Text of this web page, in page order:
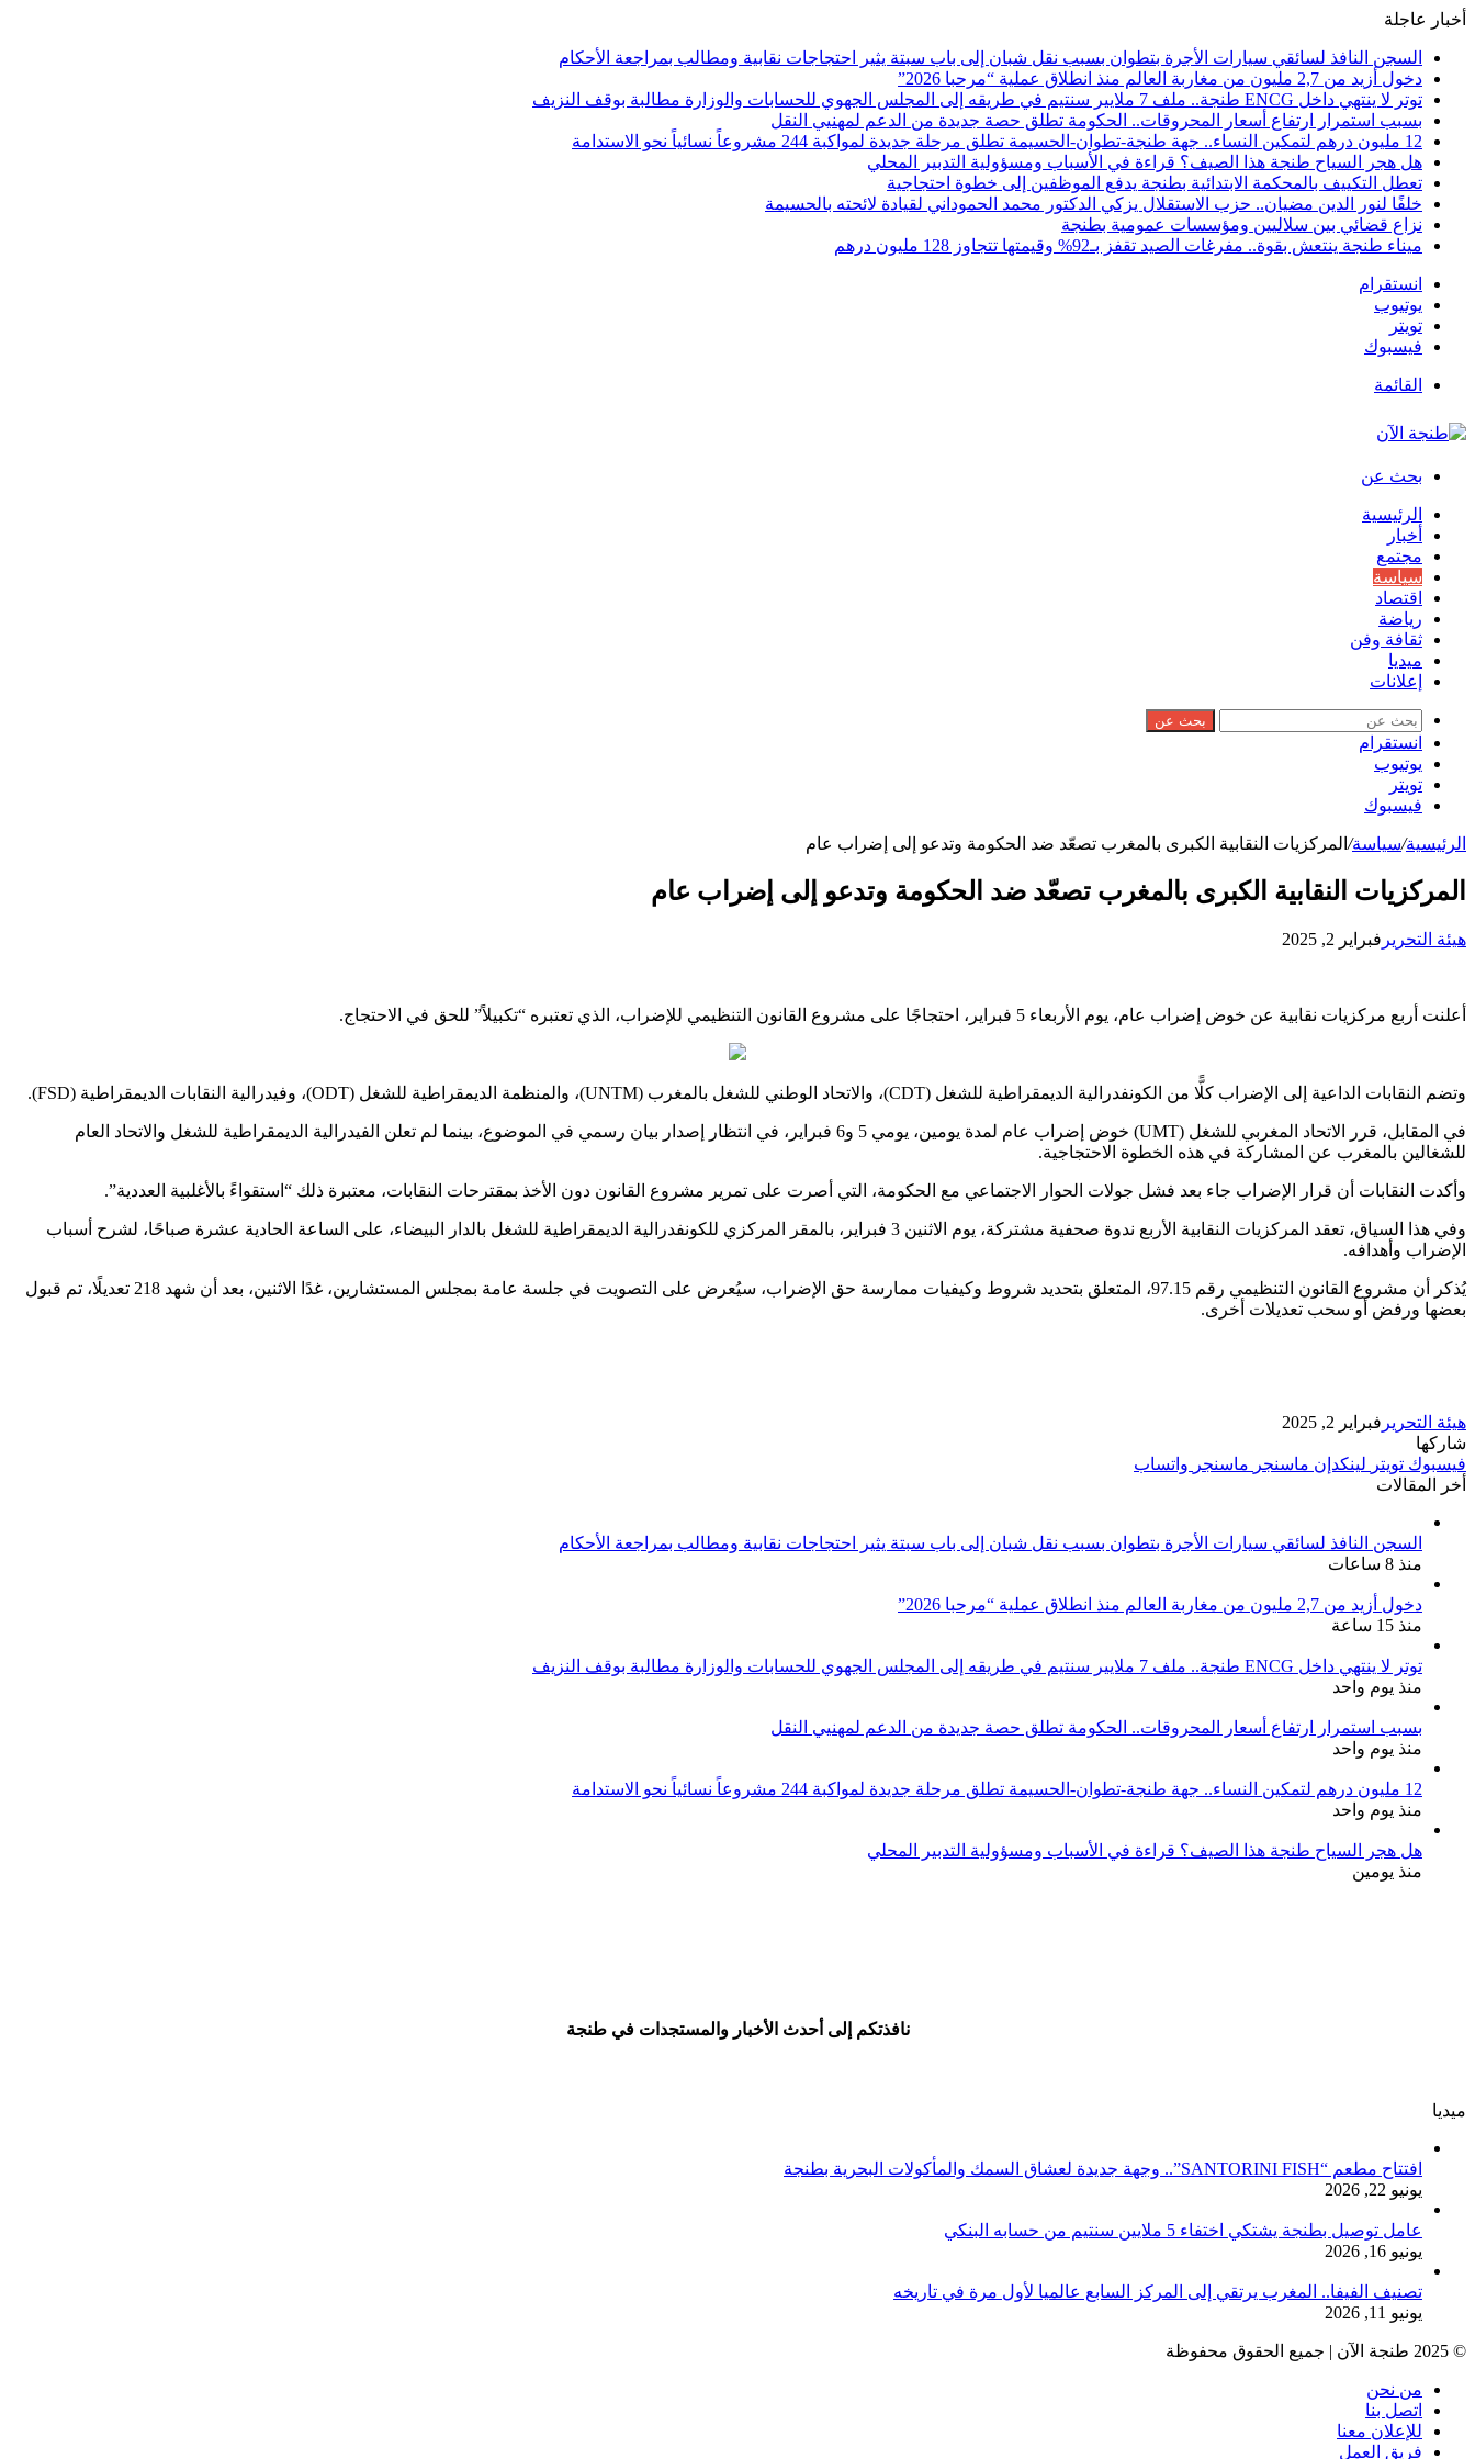
أخبار عاجلة
السجن النافذ لسائقي سيارات الأجرة بتطوان بسبب نقل شبان إلى باب سبتة يثير احتجاجات نقابية ومطالب بمراجعة الأحكام
دخول أزيد من 2,7 مليون من مغاربة العالم منذ انطلاق عملية “مرحبا 2026”
توتر لا ينتهي داخل ENCG طنجة.. ملف 7 ملايير سنتيم في طريقه إلى المجلس الجهوي للحسابات والوزارة مطالبة بوقف النزيف
بسبب استمرار ارتفاع أسعار المحروقات.. الحكومة تطلق حصة جديدة من الدعم لمهنيي النقل
12 مليون درهم لتمكين النساء.. جهة طنجة-تطوان-الحسيمة تطلق مرحلة جديدة لمواكبة 244 مشروعاً نسائياً نحو الاستدامة
هل هجر السياح طنجة هذا الصيف؟ قراءة في الأسباب ومسؤولية التدبير المحلي
تعطل التكييف بالمحكمة الابتدائية بطنجة يدفع الموظفين إلى خطوة احتجاجية
خلفًا لنور الدين مضيان.. حزب الاستقلال يزكي الدكتور محمد الحموداني لقيادة لائحته بالحسيمة
نزاع قضائي بين سلاليين ومؤسسات عمومية بطنجة
ميناء طنجة ينتعش بقوة.. مفرغات الصيد تقفز بـ92% وقيمتها تتجاوز 128 مليون درهم
انستقرام
يوتيوب
تويتر
فيسبوك
القائمة
بحث عن
الرئيسية
أخبار
مجتمع
سياسة
اقتصاد
رياضة
ثقافة وفن
ميديا
إعلانات
بحث عن
انستقرام
يوتيوب
تويتر
فيسبوك
الرئيسية/سياسة/ المركزيات النقابية الكبرى بالمغرب تصعّد ضد الحكومة وتدعو إلى إضراب عام
المركزيات النقابية الكبرى بالمغرب تصعّد ضد الحكومة وتدعو إلى إضراب عام
هيئة التحرير فبراير 2, 2025
أعلنت أربع مركزيات نقابية عن خوض إضراب عام، يوم الأربعاء 5 فبراير، احتجاجًا على مشروع القانون التنظيمي للإضراب، الذي تعتبره “تكبيلاً” للحق في الاحتجاج.
وتضم النقابات الداعية إلى الإضراب كلًّا من الكونفدرالية الديمقراطية للشغل (CDT)، والاتحاد الوطني للشغل بالمغرب (UNTM)، والمنظمة الديمقراطية للشغل (ODT)، وفيدرالية النقابات الديمقراطية (FSD).
في المقابل، قرر الاتحاد المغربي للشغل (UMT) خوض إضراب عام لمدة يومين، يومي 5 و6 فبراير، في انتظار إصدار بيان رسمي في الموضوع، بينما لم تعلن الفيدرالية الديمقراطية للشغل والاتحاد العام
للشغالين بالمغرب عن المشاركة في هذه الخطوة الاحتجاجية.
وأكدت النقابات أن قرار الإضراب جاء بعد فشل جولات الحوار الاجتماعي مع الحكومة، التي أصرت على تمرير مشروع القانون دون الأخذ بمقترحات النقابات، معتبرة ذلك “استقواءً بالأغلبية العددية”.
وفي هذا السياق، تعقد المركزيات النقابية الأربع ندوة صحفية مشتركة، يوم الاثنين 3 فبراير، بالمقر المركزي للكونفدرالية الديمقراطية للشغل بالدار البيضاء، على الساعة الحادية عشرة صباحًا، لشرح أسباب
الإضراب وأهدافه.
يُذكر أن مشروع القانون التنظيمي رقم 97.15، المتعلق بتحديد شروط وكيفيات ممارسة حق الإضراب، سيُعرض على التصويت في جلسة عامة بمجلس المستشارين، غدًا الاثنين، بعد أن شهد 218 تعديلًا، تم قبول
بعضها ورفض أو سحب تعديلات أخرى.
هيئة التحرير فبراير 2, 2025
شاركها
فيسبوك تويتر لينكدإن ماسنجر ماسنجر واتساب
أخر المقالات
السجن النافذ لسائقي سيارات الأجرة بتطوان بسبب نقل شبان إلى باب سبتة يثير احتجاجات نقابية ومطالب بمراجعة الأحكام
منذ 8 ساعات
دخول أزيد من 2,7 مليون من مغاربة العالم منذ انطلاق عملية “مرحبا 2026”
منذ 15 ساعة
توتر لا ينتهي داخل ENCG طنجة.. ملف 7 ملايير سنتيم في طريقه إلى المجلس الجهوي للحسابات والوزارة مطالبة بوقف النزيف
منذ يوم واحد
بسبب استمرار ارتفاع أسعار المحروقات.. الحكومة تطلق حصة جديدة من الدعم لمهنيي النقل
منذ يوم واحد
12 مليون درهم لتمكين النساء.. جهة طنجة-تطوان-الحسيمة تطلق مرحلة جديدة لمواكبة 244 مشروعاً نسائياً نحو الاستدامة
منذ يوم واحد
هل هجر السياح طنجة هذا الصيف؟ قراءة في الأسباب ومسؤولية التدبير المحلي
منذ يومين
نافذتكم إلى أحدث الأخبار والمستجدات في طنجة
ميديا
افتتاح مطعم “SANTORINI FISH”.. وجهة جديدة لعشاق السمك والمأكولات البحرية بطنجة
يونيو 22, 2026
عامل توصيل بطنجة يشتكي اختفاء 5 ملايين سنتيم من حسابه البنكي
يونيو 16, 2026
تصنيف الفيفا.. المغرب يرتقي إلى المركز السابع عالميا لأول مرة في تاريخه
يونيو 11, 2026
© 2025 طنجة الآن | جميع الحقوق محفوظة
من نحن
اتصل بنا
للإعلان معنا
فريق العمل